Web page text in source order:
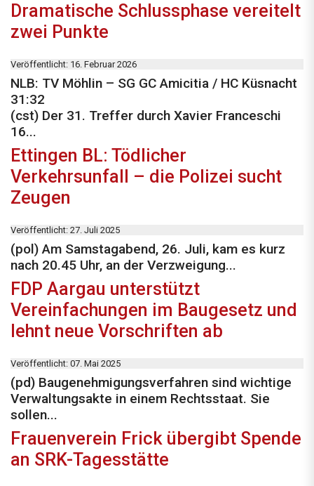
Dramatische Schlussphase vereitelt
zwei Punkte
Veröffentlicht: 16. Februar 2026
NLB: TV Möhlin – SG GC Amicitia / HC Küsnacht
31:32
(cst) Der 31. Treffer durch Xavier Franceschi
16...
Ettingen BL: Tödlicher
Verkehrsunfall – die Polizei sucht
Zeugen
Veröffentlicht: 27. Juli 2025
(pol) Am Samstagabend, 26. Juli, kam es kurz
nach 20.45 Uhr, an der Verzweigung...
FDP Aargau unterstützt
Vereinfachungen im Baugesetz und
lehnt neue Vorschriften ab
Veröffentlicht: 07. Mai 2025
(pd) Baugenehmigungsverfahren sind wichtige
Verwaltungsakte in einem Rechtsstaat. Sie
sollen...
Frauenverein Frick übergibt Spende
an SRK-Tagesstätte